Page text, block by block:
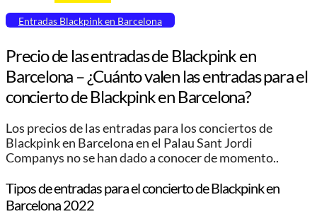
Entradas Blackpink en Barcelona
Precio de las entradas de Blackpink en
Barcelona – ¿Cuánto valen las entradas para el
concierto de Blackpink en Barcelona?
Los precios de las entradas para los conciertos de
Blackpink en Barcelona en el Palau Sant Jordi
Companys no se han dado a conocer de momento..
Tipos de entradas para el concierto de Blackpink en
Barcelona 2022